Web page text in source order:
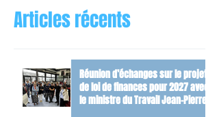
Articles récents
Réunion d’échanges sur le projet
de loi de finances pour 2027 avec
le ministre du Travail Jean-Pierre